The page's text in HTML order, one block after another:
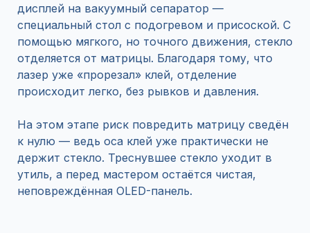
дисплей на вакуумный сепаратор —
специальный стол с подогревом и присоской. С
помощью мягкого, но точного движения, стекло
отделяется от матрицы. Благодаря тому, что
лазер уже «прорезал» клей, отделение
происходит легко, без рывков и давления.
На этом этапе риск повредить матрицу сведён
к нулю — ведь oca клей уже практически не
держит стекло. Треснувшее стекло уходит в
утиль, а перед мастером остаётся чистая,
неповреждённая OLED-панель.